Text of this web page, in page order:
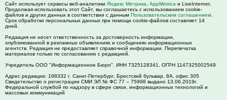
Сайт использует сервисы веб-аналитики Яндекс Метрика AppMetrica и LiveInternet.
Продолжая использовать этот Сайт, вы соглашаетесь с использованием cookie-
файлов и других данных в соответствии с данным Пользовательским соглашением
Срок обработки персональных данных при помощи cookie-файлов составляет 14
дней.
Редакция не несет ответственность за достоверность информации,
опубликованной в рекламных объявлениях и сообщениях информационных
агентств. Редакция не предоставляет справочной информации. Перепечатка
материалов только по согласованию с редакцией.
Учредитель ООО "Информационное Бюро". ИНН 7325128341, ОГРН 1147325002549
Адрес редакции: 198332 г. Санкт-Петербург, Брестский бульвар, 8А, офис 305
Свидетельство о регистрации СМИ ЭЛ № ФС 77 – 75998 выдано 13.06.2019г.
Федеральной службой по надзору в сфере связи, информационных технологий и
массовых коммуникаций